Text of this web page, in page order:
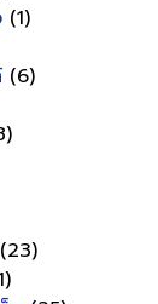
(1)
(6)
(23)